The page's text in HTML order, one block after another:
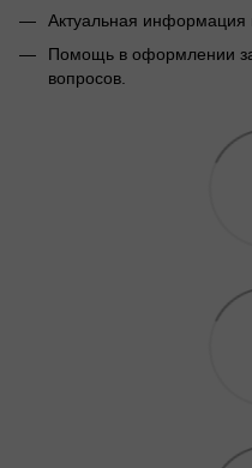
Актуальная информация
Помощь в оформлении
вопросов.